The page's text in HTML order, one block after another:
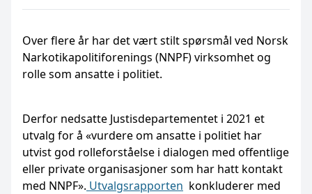
Over flere år har det vært stilt spørsmål ved Norsk
Narkotikapolitiforenings (NNPF) virksomhet og
rolle som ansatte i politiet.
Derfor nedsatte Justisdepartementet i 2021 et
utvalg for å «vurdere om ansatte i politiet har
utvist god rolleforståelse i dialogen med offentlige
eller private organisasjoner som har hatt kontakt
med NNPF». Utvalgsrapporten konkluderer med